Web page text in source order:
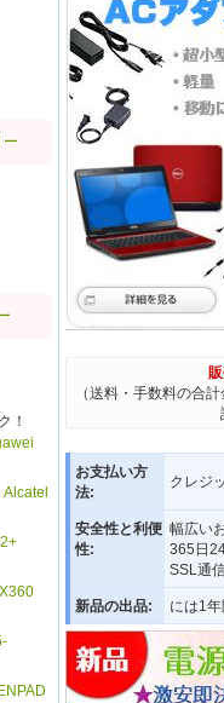
ー
！
（送料・手数料の合
お支払い方
法:
クレジ
安全性と利便
性:
幅広い
365日
SSL通
新品の出品: には1